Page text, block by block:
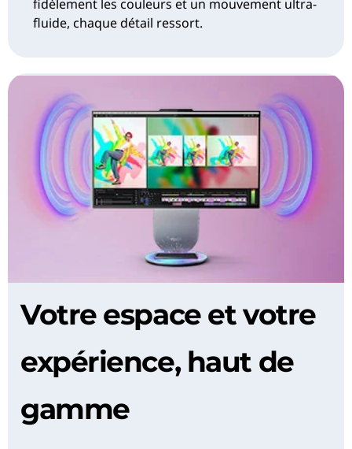
fidèlement les couleurs et un mouvement ultra-
fluide, chaque détail ressort.
Votre espace et votre
expérience, haut de
gamme